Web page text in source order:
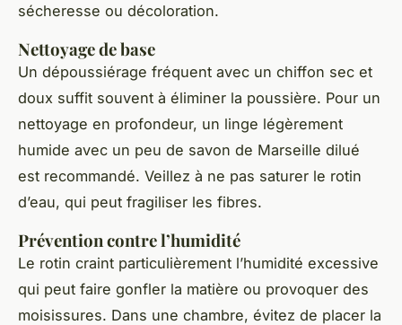
sécheresse ou décoloration.
Nettoyage de base
Un dépoussiérage fréquent avec un chiffon sec et
doux suffit souvent à éliminer la poussière. Pour un
nettoyage en profondeur, un linge légèrement
humide avec un peu de savon de Marseille dilué
est recommandé. Veillez à ne pas saturer le rotin
d’eau, qui peut fragiliser les fibres.
Prévention contre l’humidité
Le rotin craint particulièrement l’humidité excessive
qui peut faire gonfler la matière ou provoquer des
moisissures. Dans une chambre, évitez de placer la